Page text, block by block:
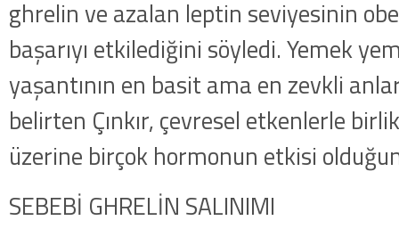
ghrelin ve azalan leptin seviyesinin
başarıyı etkilediğini söyledi. Yemek
yaşantının en basit ama en zevkli
belirten Çınkır, çevresel etkenlerle
üzerine birçok hormonun etkisi
SEBEBİ GHRELİN SALINIMI